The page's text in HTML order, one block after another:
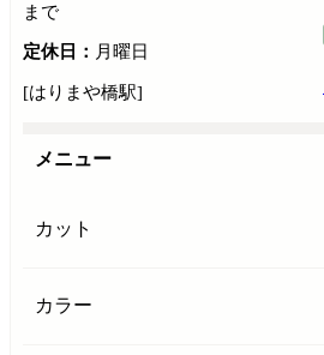
まで
定休日： 月曜日
[はりまや橋駅]
メニュー
カット
カラー